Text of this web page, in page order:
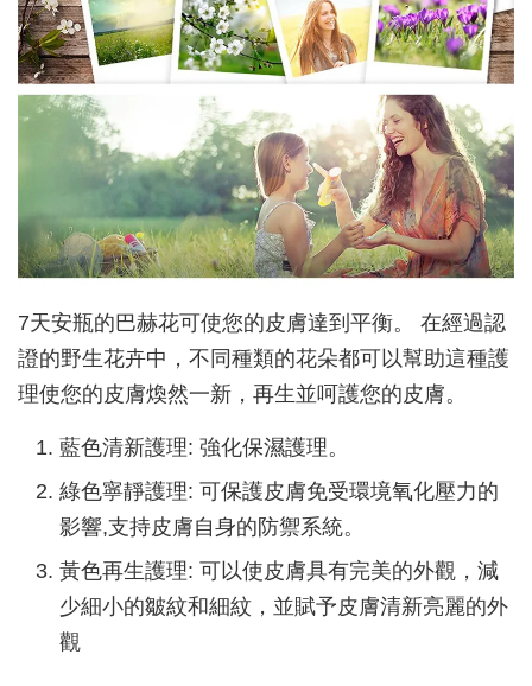
7天安瓶的巴赫花可使您的皮膚達到平衡。 在經過認
證的野生花卉中，不同種類的花朵都可以幫助這種護
理使您的皮膚煥然一新，再生並呵護您的皮膚。
藍色清新護理: 強化保濕護理。
綠色寧靜護理: 可保護皮膚免受環境氧化壓力的
影響,支持皮膚自身的防禦系統。
黃色再生護理: 可以使皮膚具有完美的外觀，減
少細小的皺紋和細紋，並賦予皮膚清新亮麗的外
觀